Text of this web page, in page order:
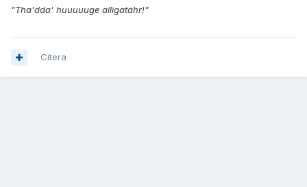
"Tha'dda' huuuuuge alligatahr!"
Citera